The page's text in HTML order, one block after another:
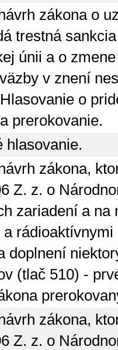
zákona o
trestná
únii a o
v znení
o
prerokovanie.
hlasovanie.
zákona,
Z. z. o
zariadení a na
a
doplnení
(tlač 510) -
zákona,
Z. z. o